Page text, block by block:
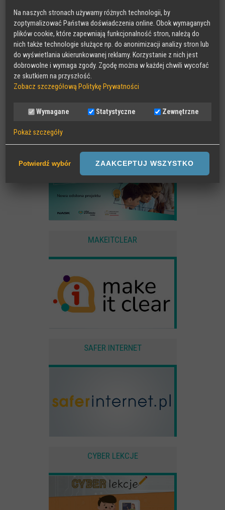
RADA DORADCZA RODZICÓW
MAKEITCLEAR
SAFER INTERNET
CYBER LEKCJE
Na naszych stronach używamy różnych technologii, by
zoptymalizować Państwa doświadczenia online. Obok wymaganych
plików cookie, które zapewniają funkcjonalność stron, należą do
nich także technologie służące np. do anonimizacji analizy stron lub
do wyświetlania ukierunkowanej reklamy. Korzystanie z nich jest
dobrowolne i wymaga zgody. Zgodę można w każdej chwili wycofać
ze skutkiem na przyszłość.
Zobacz szczegółową Politykę Prywatności
Wymagane Statystyczne Zewnętrzne
Pokaż szczegóły
Sesyjne pliki Cookies wymagane do działania strony,
przechowywane podczas wizyty na stronie, np zapamiętany wybór
języka strony
Anonimowe statystyki odwiedzin strony oraz zachowania
Pliki Cookies od zewnętrznych dostawców usług takich jak filmy
Potwierdź wybór ZAAKCEPTUJ WSZYSTKO